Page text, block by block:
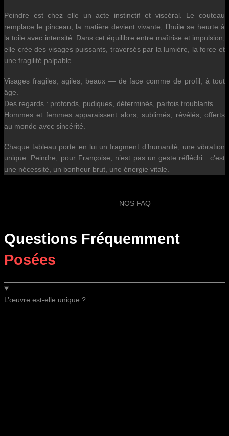
Peindre est chez elle un acte instinctif et viscéral. Le couteau
remplace le pinceau, la matière devient vivante, l’huile se heurte à
la toile avec intensité. Dans cet équilibre entre maîtrise et impulsion,
elle crée des visages puissants, traversés par la lumière, la force et
une fragilité palpable.
Visages fragiles, agiles, beaux — de face comme de profil, à tout
âge.
Des regards : profonds, pudiques, déterminés, parfois troublants.
Hommes et femmes apparaissent alors, sublimés, révélés, offerts
au monde avec sincérité.
Chaque tableau porte en lui un fragment d’humanité, une vibration
unique. Peindre, pour Françoise, n’est pas un geste réfléchi : c’est
une nécessité, un bonheur brut, une énergie vitale.
NOS FAQ
Questions Fréquemment
Posées
L’œuvre est-elle unique ?